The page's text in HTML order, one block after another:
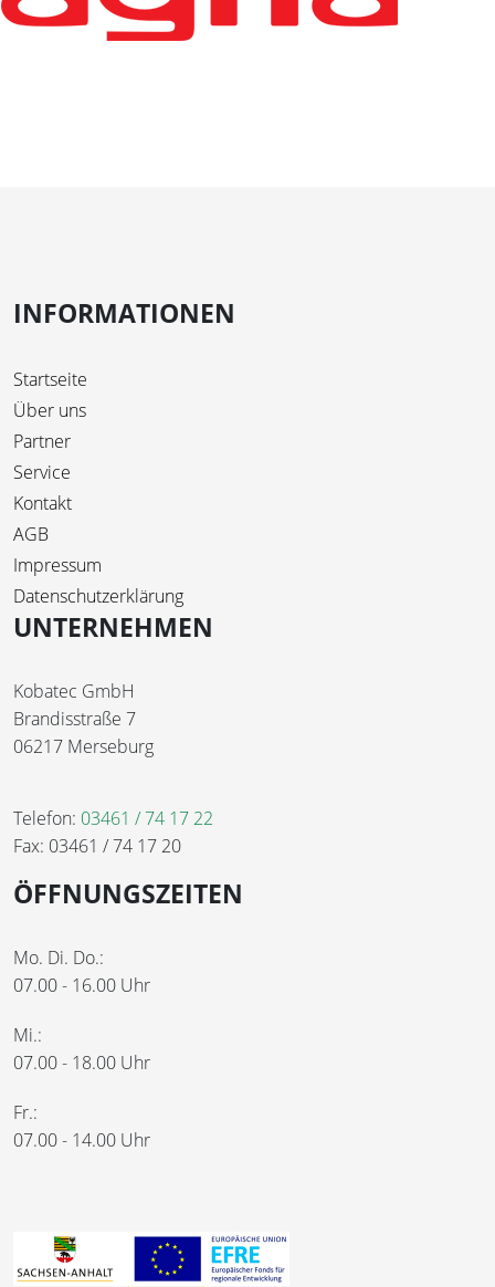
INFORMATIONEN
Startseite
Über uns
Partner
Service
Kontakt
AGB
Impressum
Datenschutzerklärung
UNTERNEHMEN
Kobatec GmbH
Brandisstraße 7
06217 Merseburg
Telefon: 03461 / 74 17 22
Fax: 03461 / 74 17 20
ÖFFNUNGSZEITEN
Mo. Di. Do.:
07.00 - 16.00 Uhr
Mi.:
07.00 - 18.00 Uhr
Fr.:
07.00 - 14.00 Uhr